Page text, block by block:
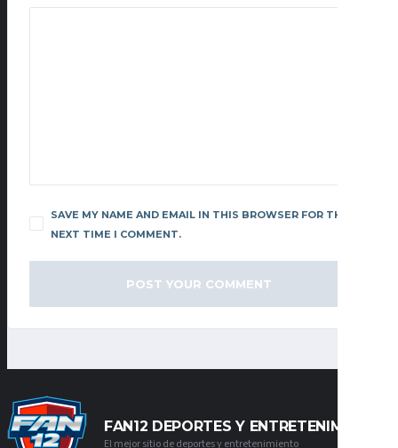
SAVE MY NAME AND EMAIL IN THIS BROWSER FOR THE
NEXT TIME I COMMENT.
FAN12 DEPORTES Y ENTRETENIMIENTO
El mejor sitio de deportes y entretenimiento